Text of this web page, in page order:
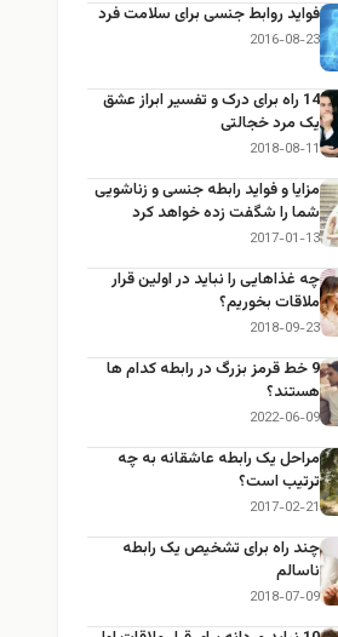
فواید روابط جنسی برای سلامت فرد
2016-08-23
14 راه برای درک و تفسیر ابراز عشق
یک مرد خجالتی
2018-08-11
مزایا و فواید رابطه جنسی و زناشویی
شما را شگفت زده خواهد کرد
2017-01-13
چه غذاهایی را نباید در اولین قرار
ملاقات بخوریم؟
2018-09-23
9 خط قرمز بزرگ در رابطه کدام ها
هستند؟
2022-06-09
مراحل یک رابطه عاشقانه به چه
ترتیب است؟
2017-02-21
چند راه برای تشخیص یک رابطه
ناسالم
2018-07-09